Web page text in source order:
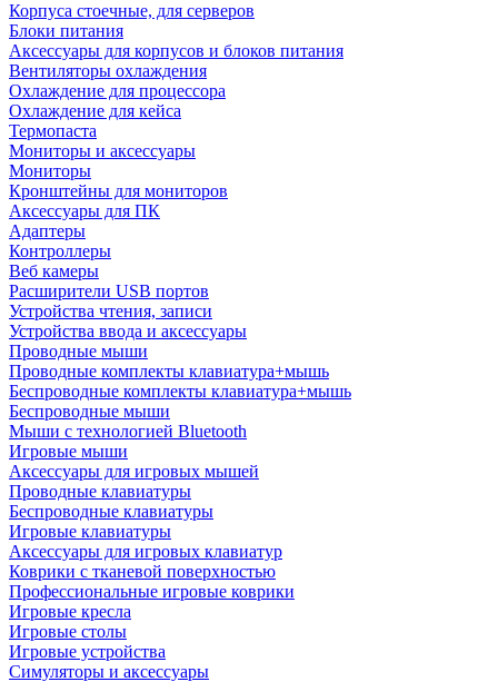
Корпуса стоечные, для серверов
Блоки питания
Аксессуары для корпусов и блоков питания
Вентиляторы охлаждения
Охлаждение для процессора
Охлаждение для кейса
Термопаста
Мониторы и аксессуары
Мониторы
Кронштейны для мониторов
Аксессуары для ПК
Адаптеры
Контроллеры
Веб камеры
Расширители USB портов
Устройства чтения, записи
Устройства ввода и аксессуары
Проводные мыши
Проводные комплекты клавиатура+мышь
Беспроводные комплекты клавиатура+мышь
Беспроводные мыши
Мыши с технологией Bluetooth
Игровые мыши
Аксессуары для игровых мышей
Проводные клавиатуры
Беспроводные клавиатуры
Игровые клавиатуры
Аксессуары для игровых клавиатур
Коврики с тканевой поверхностью
Профессиональные игровые коврики
Игровые кресла
Игровые столы
Игровые устройства
Симуляторы и аксессуары